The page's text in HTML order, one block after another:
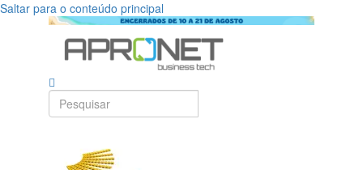
Saltar para o conteúdo principal